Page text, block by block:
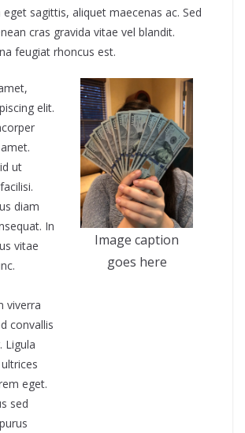
sagittis, aliquet maecenas ac. Sed
cras gravida vitae vel blandit.
feugiat rhoncus est.
elit.
ut
diam
In
vitae
viverra
convallis
Ligula
eget.
sed
Image caption
goes here